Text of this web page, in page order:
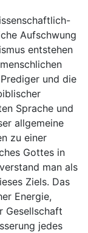
Aufschwung
entstehen
und die
Sprache und
allgemeine
zu einer
Gottes in
man als
Ziels. Das
Energie,
Gesellschaft
jedes